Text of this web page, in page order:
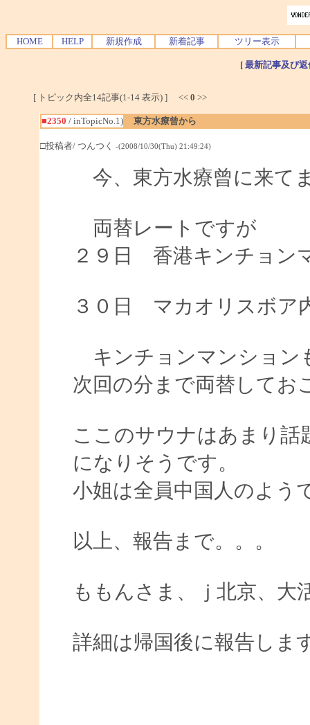
HOME HELP 新規作成 新着記事 ツリー表示
[ 最新記事及び
[ トピック内全14記事(1-14 表示) ] << 0 >>
■2350 / inTopicNo.1) 東方水療曾から
□投稿者/ つんつく -(2008/10/30(Thu) 21:49:24)
今、東方水療曾に来て
両替レートですが
２９日 香港キンチョ
３０日 マカオリス
キンチョンマンション
次回の分まで両替してお
ここのサウナはあまり話
になりそうです。
小姐は全員中国人のよう
以上、報告まで。。。
ももんさま、ｊ北京、大
詳細は帰国後に報告しま